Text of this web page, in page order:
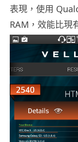
表現，使用
RAM，效能比現